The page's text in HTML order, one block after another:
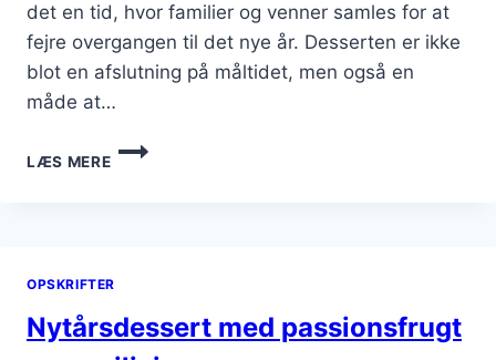
det en tid, hvor familier og venner samles for at
fejre overgangen til det nye år. Desserten er ikke
blot en afslutning på måltidet, men også en
måde at…
LÆS MERE
NYTÅRSDESSERT
MED
OPSKRIFTER
Nytårsdessert med passionsfrugt